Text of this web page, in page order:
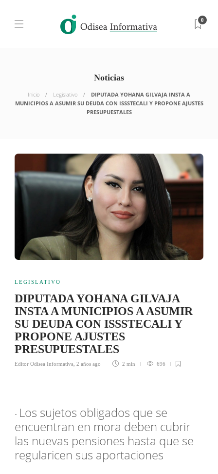
0
Noticias
Inicio Legislativo
DIPUTADA YOHANA GILVAJA INSTA A
MUNICIPIOS A ASUMIR SU DEUDA CON ISSSTECALI Y PROPONE AJUSTES
PRESUPUESTALES
LEGISLATIVO
DIPUTADA YOHANA GILVAJA
INSTA A MUNICIPIOS A ASUMIR
SU DEUDA CON ISSSTECALI Y
PROPONE AJUSTES
PRESUPUESTALES
Editor Odisea Informativa 2 años ago 2 min 696
• Los sujetos obligados que se
encuentran en mora deben cubrir
las nuevas pensiones hasta que se
regularicen sus aportaciones